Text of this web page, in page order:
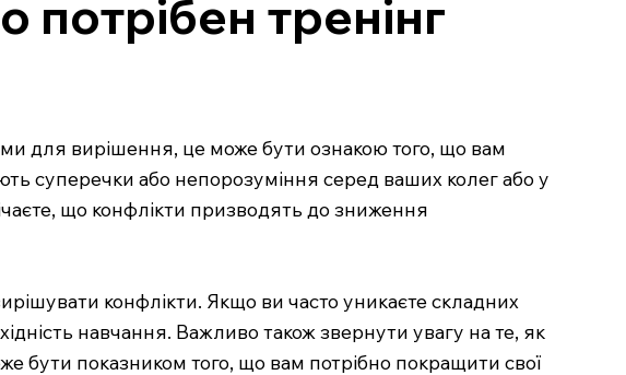
потрібен тренінг
для вирішення, це може бути ознакою того, що вам
суперечки або непорозуміння серед ваших колег або у
що конфлікти призводять до зниження
конфлікти. Якщо ви часто уникаєте складних
навчання. Важливо також звернути увагу на те, як
бути показником того, що вам потрібно покращити свої